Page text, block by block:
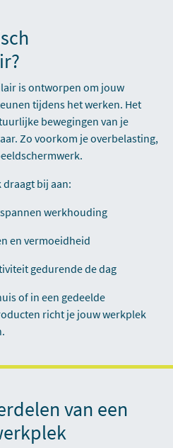
is ontworpen om jouw
tijdens het werken. Het
bewegingen van je
Zo voorkom je overbelasting,
bij aan:
werkhouding
en vermoeidheid
gedurende de dag
of in een gedeelde
richt je jouw werkplek
van een